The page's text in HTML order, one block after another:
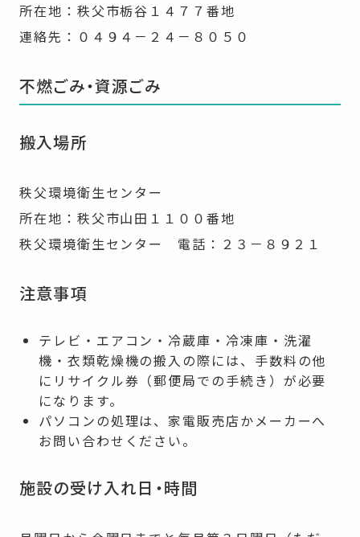
所在地：秩父市栃谷１４７７番地
連絡先：０４９４－２４－８０５０
不燃ごみ・資源ごみ
搬入場所
秩父環境衛生センター
所在地：秩父市山田１１００番地
秩父環境衛生センター 電話：２３－８９２１
注意事項
テレビ・エアコン・冷蔵庫・冷凍庫・洗濯
機・衣類乾燥機の搬入の際には、手数料の他
にリサイクル券（郵便局での手続き）が必要
になります。
パソコンの処理は、家電販売店かメーカーへ
お問い合わせください。
施設の受け入れ日・時間